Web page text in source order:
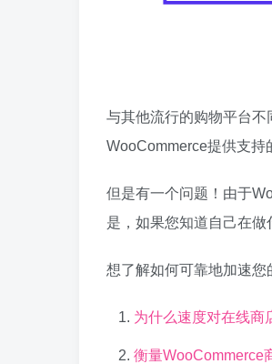
与其他流行的购物平台
WooCommerce提供支持
但是有一个问题！由于
是，如果您知道自己在做
想了解如何可靠地加速您
为什么速度对在线商
衡量WooCommerce